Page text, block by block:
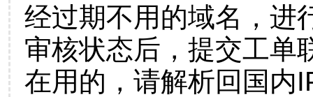
经过期不用的域名，进
审核状态后，提交工单
在用的，请解析回国内